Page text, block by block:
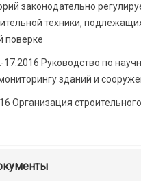
законодательно
техники,
поверке
Руководство по
зданий и
Организация строительного